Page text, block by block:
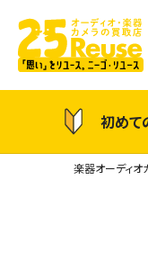
初めて
楽器オーディオ